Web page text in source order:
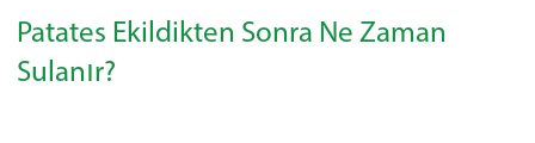
Patates Ekildikten Sonra Ne Zaman
Sulanır?